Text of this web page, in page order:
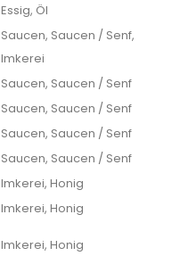
Essig, Öl
Saucen, Saucen / Senf,
Imkerei
Saucen, Saucen / Senf
Saucen, Saucen / Senf
Saucen, Saucen / Senf
Saucen, Saucen / Senf
Imkerei, Honig
Imkerei, Honig
Imkerei, Honig